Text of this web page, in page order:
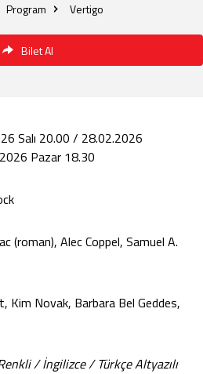
Program Vertigo
Bilet Al
Salı 20.00 / 28.02.2026
Pazar 18.30
(roman), Alec Coppel, Samuel A.
Kim Novak, Barbara Bel Geddes,
/ İngilizce / Türkçe Altyazılı